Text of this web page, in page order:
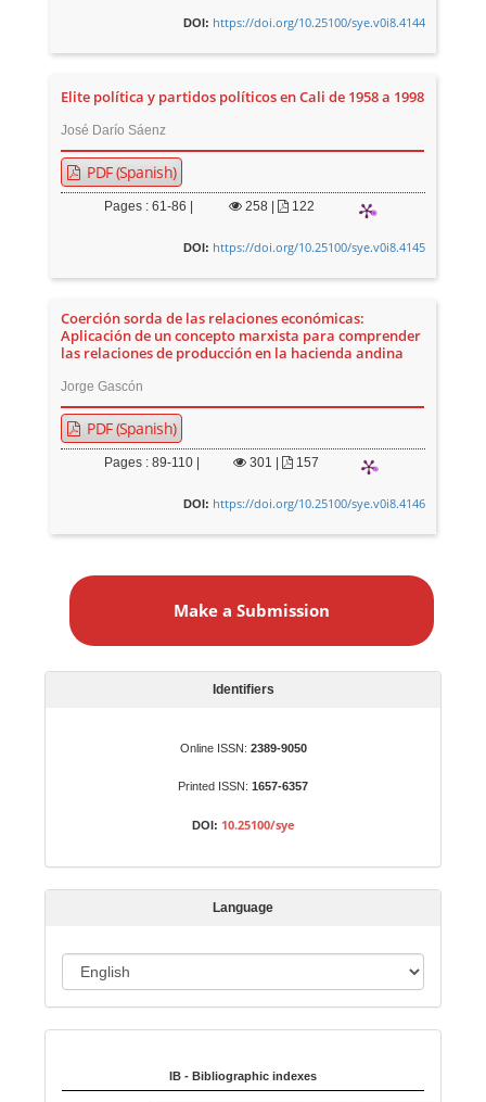
DOI: https://doi.org/10.25100/sye.v0i8.4144
Elite política y partidos políticos en Cali de 1958 a 1998
José Darío Sáenz
PDF (Spanish)
Pages : 61-86 | 258| 122
DOI: https://doi.org/10.25100/sye.v0i8.4145
Coerción sorda de las relaciones económicas:
Aplicación de un concepto marxista para comprender
las relaciones de producción en la hacienda andina
Jorge Gascón
PDF (Spanish)
Pages : 89-110 | 301 | 157
DOI: https://doi.org/10.25100/sye.v0i8.4146
a
i
o
Make a Submission
Identifiers
Online ISSN: 2389-9050
Printed ISSN: 1657-6357
DOI: 10.25100/sye
Language
a
u
IB - Bibliographic indexes